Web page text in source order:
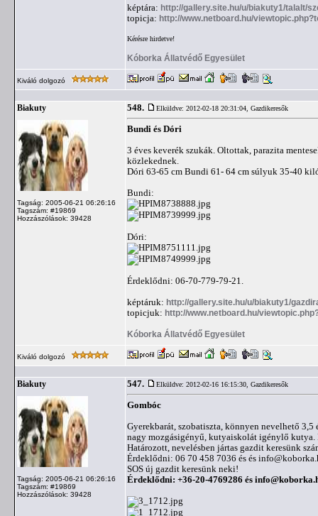
képtára: http://gallery.site.hu/u/biakuty1/talalt/
topicja: http://www.netboard.hu/
Kérésre hirdetve!
Kóborka Állatvédő Egyesület
Kiváló dolgozó
Biakuty
Tagság: 2005-06-21 06:26:16
Tagszám: #19869
Hozzászólások: 39428
548. Elküldve: 2012-02-18 20:31:04, Gazdikeresők
Bundi és Dóri
3 éves keverék szukák. Oltottak, parazita
közlekednek.
Dóri 63-65 cm Bundi 61- 64 cm súlyuk 35-40
Bundi:
Dóri:
Érdeklődni: 06-70-779-79-21.
képtáruk: http://gallery.site.hu/u/biakuty1/
topicjuk: http://www.netboard.hu/
Kóborka Állatvédő Egyesület
Kiváló dolgozó
Biakuty
Tagság: 2005-06-21 06:26:16
Tagszám: #19869
Hozzászólások: 39428
547. Elküldve: 2012-02-16 16:15:30, Gazdikeresők
Gombóc
Gyerekbarát, szobatiszta, könnyen nevelhető
nagy mozgásigényű, kutyaiskolát igénylő kutya.
Határozott, nevelésben jártas gazdit keresünk
Érdeklődni: 06 70 458 7036 és és
SOS új gazdit keresünk neki!
Érdeklődni: +36-20-4769286 és